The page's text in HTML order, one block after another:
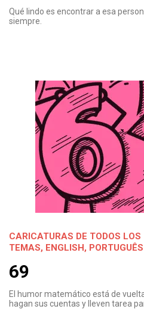
Qué lindo es encontrar a esa
siempre.
CARICATURAS DE TODOS LOS
TEMAS, ENGLISH, PORTUGUÊS
69
El humor matemático está de
hagan sus cuentas y lleven tarea